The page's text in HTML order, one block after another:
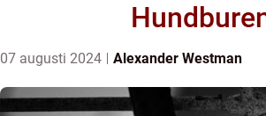
07 augusti 2024 Alexander Westman